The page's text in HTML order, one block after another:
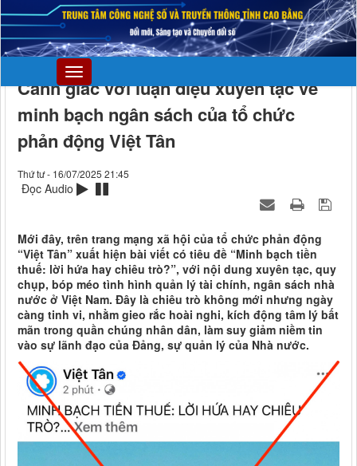
Cảnh giác với luận điệu xuyên tạc về
minh bạch ngân sách của tổ chức
phản động Việt Tân
Thứ tư - 16/07/2025 21:45
Đọc Audio
Mới đây, trên trang mạng xã hội của tổ chức phản động
“Việt Tân” xuất hiện bài viết có tiêu đề “Minh bạch tiền
thuế: lời hứa hay chiêu trò?”, với nội dung xuyên tạc, quy
chụp, bóp méo tình hình quản lý tài chính, ngân sách nhà
nước ở Việt Nam. Đây là chiêu trò không mới nhưng ngày
càng tinh vi, nhằm gieo rắc hoài nghi, kích động tâm lý bất
mãn trong quần chúng nhân dân, làm suy giảm niềm tin
vào sự lãnh đạo của Đảng, sự quản lý của Nhà nước.